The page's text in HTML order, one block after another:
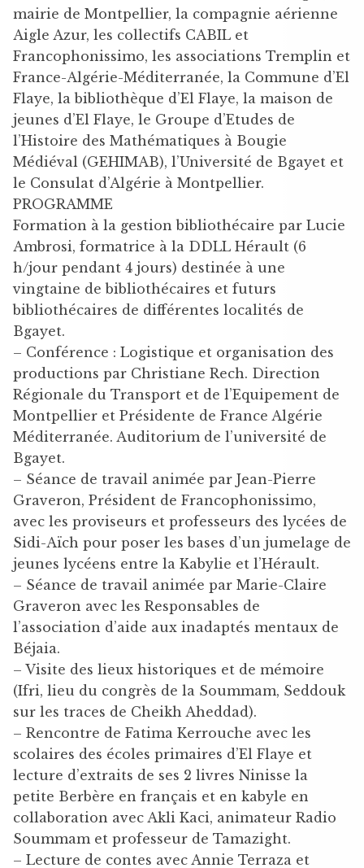
mairie de Montpellier, la compagnie aérienne
Aigle Azur, les collectifs CABIL et
Francophonissimo, les associations Tremplin et
France-Algérie-Méditerranée, la Commune d’El
Flaye, la bibliothèque d’El Flaye, la maison de
jeunes d’El Flaye, le Groupe d’Etudes de
l’Histoire des Mathématiques à Bougie
Médiéval (GEHIMAB), l’Université de Bgayet et
le Consulat d’Algérie à Montpellier.
PROGRAMME
Formation à la gestion bibliothécaire par Lucie
Ambrosi, formatrice à la DDLL Hérault (6
h/jour pendant 4 jours) destinée à une
vingtaine de bibliothécaires et futurs
bibliothécaires de différentes localités de
Bgayet.
– Conférence : Logistique et organisation des
productions par Christiane Rech. Direction
Régionale du Transport et de l’Equipement de
Montpellier et Présidente de France Algérie
Méditerranée. Auditorium de l’université de
Bgayet.
– Séance de travail animée par Jean-Pierre
Graveron, Président de Francophonissimo,
avec les proviseurs et professeurs des lycées de
Sidi-Aïch pour poser les bases d’un jumelage de
jeunes lycéens entre la Kabylie et l’Hérault.
– Séance de travail animée par Marie-Claire
Graveron avec les Responsables de
l’association d’aide aux inadaptés mentaux de
Béjaia.
– Visite des lieux historiques et de mémoire
(Ifri, lieu du congrès de la Soummam, Seddouk
sur les traces de Cheikh Aheddad).
– Rencontre de Fatima Kerrouche avec les
scolaires des écoles primaires d’El Flaye et
lecture d’extraits de ses 2 livres Ninisse la
petite Berbère en français et en kabyle en
collaboration avec Akli Kaci, animateur Radio
Soummam et professeur de Tamazight.
– Lecture de contes avec Annie Terraza et